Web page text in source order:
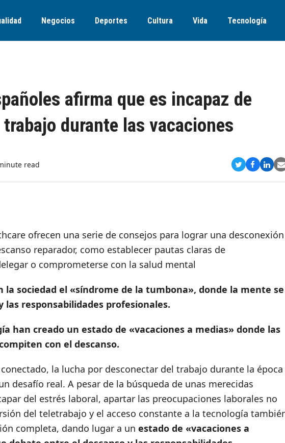
Negocios Deportes Cultura Vida Tecnología
afirma que es incapaz de
durante las vacaciones
read Compartir
Twitter
ofrecen una serie de consejos para lograr una desconexión
reparador, como establecer pautas claras de
o comprometerse con la salud mental
la sociedad el «síndrome de la tumbona», donde la mente se
las responsabilidades profesionales.
han creado un estado de «vacaciones a medias» donde las
con el descanso.
la lucha por desconectar del trabajo durante la época
desafío real. A pesar de la búsqueda de unas merecidas
del estrés laboral, apartar las preocupaciones laborales no
del teletrabajo y el acceso constante a la tecnología
completa, dando lugar a un estado de «vacaciones a